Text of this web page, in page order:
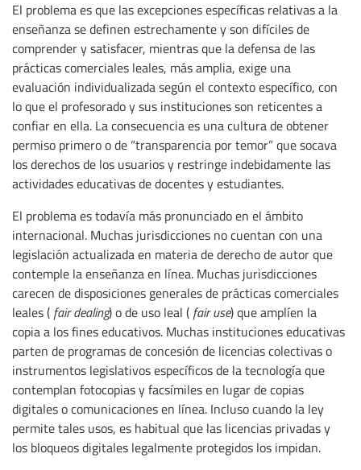
El problema es que las excepciones específicas relativas a la
enseñanza se definen estrechamente y son difíciles de
comprender y satisfacer, mientras que la defensa de las
prácticas comerciales leales, más amplia, exige una
evaluación individualizada según el contexto específico, con
lo que el profesorado y sus instituciones son reticentes a
confiar en ella. La consecuencia es una cultura de obtener
permiso primero o de “transparencia por temor” que socava
los derechos de los usuarios y restringe indebidamente las
actividades educativas de docentes y estudiantes.
El problema es todavía más pronunciado en el ámbito
internacional. Muchas jurisdicciones no cuentan con una
legislación actualizada en materia de derecho de autor que
contemple la enseñanza en línea. Muchas jurisdicciones
carecen de disposiciones generales de prácticas comerciales
leales ( fair dealing) o de uso leal ( fair use) que amplíen la
copia a los fines educativos. Muchas instituciones educativas
parten de programas de concesión de licencias colectivas o
instrumentos legislativos específicos de la tecnología que
contemplan fotocopias y facsímiles en lugar de copias
digitales o comunicaciones en línea. Incluso cuando la ley
permite tales usos, es habitual que las licencias privadas y
los bloqueos digitales legalmente protegidos los impidan.